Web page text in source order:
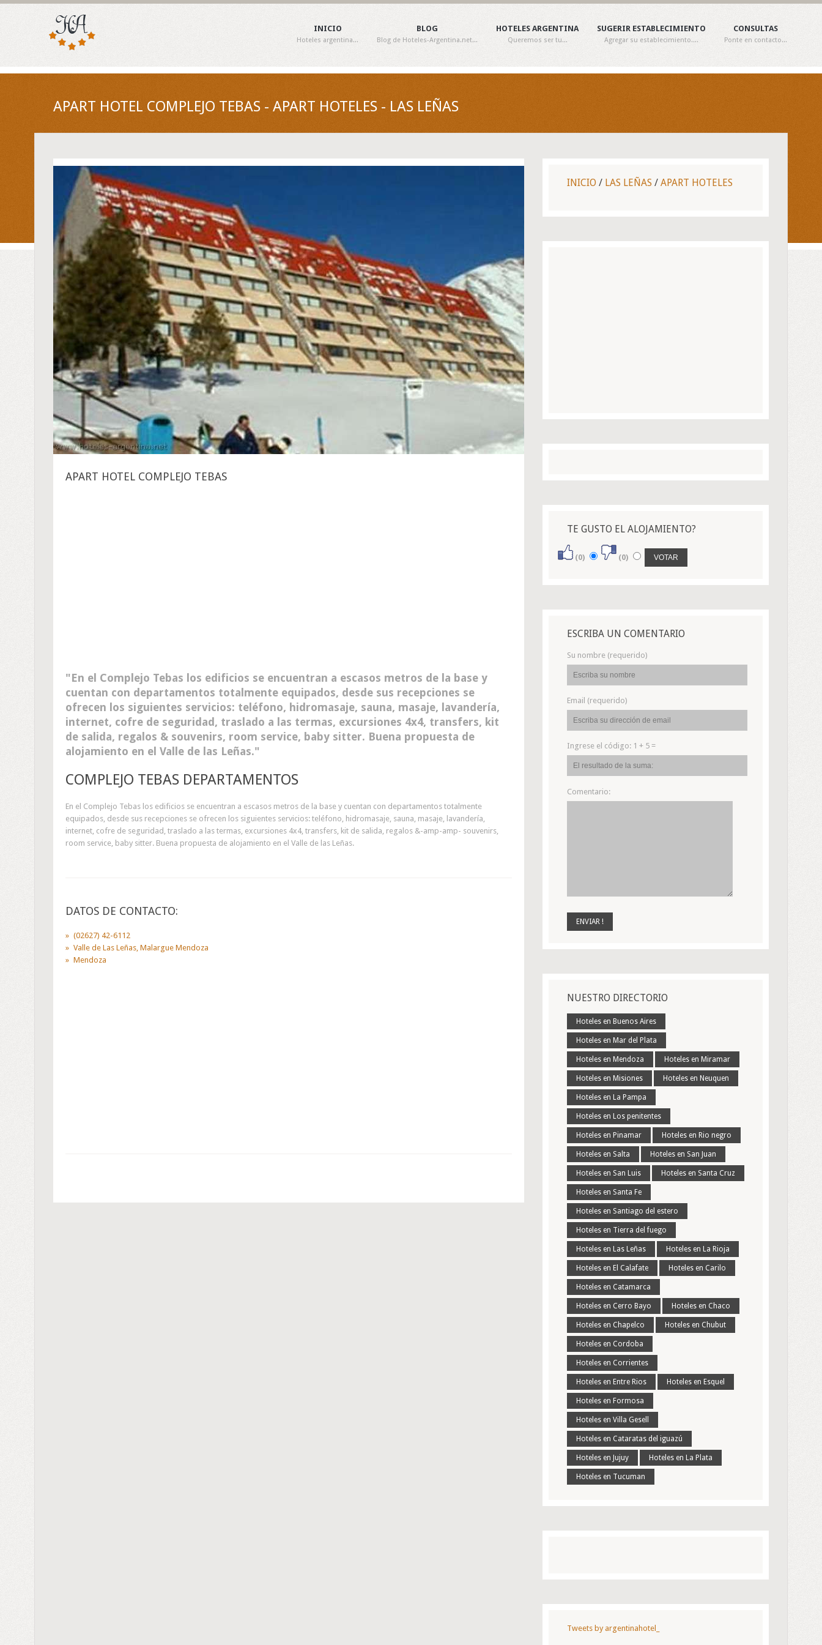
INICIO
Hoteles argentina...
BLOG
Blog de Hoteles-Argentina.net...
HOTELES ARGENTINA
Queremos ser tu...
SUGERIR ESTABLECIMIENTO
Agregar su establecimiento....
CONSULTAS
Ponte en contacto...
APART HOTEL COMPLEJO TEBAS - APART HOTELES - LAS LEÑAS
APART HOTEL COMPLEJO TEBAS
En el Complejo Tebas los edificios se encuentran a escasos metros de la base y
cuentan con departamentos totalmente equipados, desde sus recepciones se
ofrecen los siguientes servicios: teléfono, hidromasaje, sauna, masaje, lavandería,
internet, cofre de seguridad, traslado a las termas, excursiones 4x4, transfers, kit
de salida, regalos & souvenirs, room service, baby sitter. Buena propuesta de
alojamiento en el Valle de las Leñas.
COMPLEJO TEBAS DEPARTAMENTOS
En el Complejo Tebas los edificios se encuentran a escasos metros de la base y cuentan con departamentos totalmente
equipados, desde sus recepciones se ofrecen los siguientes servicios: teléfono, hidromasaje, sauna, masaje, lavandería,
internet, cofre de seguridad, traslado a las termas, excursiones 4x4, transfers, kit de salida, regalos &-amp-amp- souvenirs,
room service, baby sitter. Buena propuesta de alojamiento en el Valle de las Leñas.
DATOS DE CONTACTO:
(02627) 42-6112
Valle de Las Leñas, Malargue Mendoza
Mendoza
INICIO / LAS LEÑAS / APART HOTELES
TE GUSTO EL ALOJAMIENTO?
(0) (0)
ESCRIBA UN COMENTARIO
Su nombre (requerido)
Email (requerido)
Ingrese el código: 1 + 5 =
Comentario:
NUESTRO DIRECTORIO
Hoteles en Buenos Aires
Hoteles en Mar del Plata
Hoteles en Mendoza Hoteles en Miramar
Hoteles en Misiones Hoteles en Neuquen
Hoteles en La Pampa
Hoteles en Los penitentes
Hoteles en Pinamar Hoteles en Rio negro
Hoteles en Salta Hoteles en San Juan
Hoteles en San Luis Hoteles en Santa Cruz
Hoteles en Santa Fe
Hoteles en Santiago del estero
Hoteles en Tierra del fuego
Hoteles en Las Leñas Hoteles en La Rioja
Hoteles en El Calafate Hoteles en Carilo
Hoteles en Catamarca
Hoteles en Cerro Bayo Hoteles en Chaco
Hoteles en Chapelco Hoteles en Chubut
Hoteles en Cordoba
Hoteles en Corrientes
Hoteles en Entre Rios Hoteles en Esquel
Hoteles en Formosa
Hoteles en Villa Gesell
Hoteles en Cataratas del iguazú
Hoteles en Jujuy Hoteles en La Plata
Hoteles en Tucuman
Tweets by argentinahotel_